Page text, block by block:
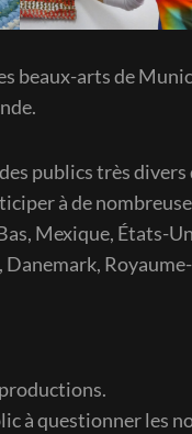
beaux-arts de
publics très
à de
Mexique, États-
Danemark,
à questionner les